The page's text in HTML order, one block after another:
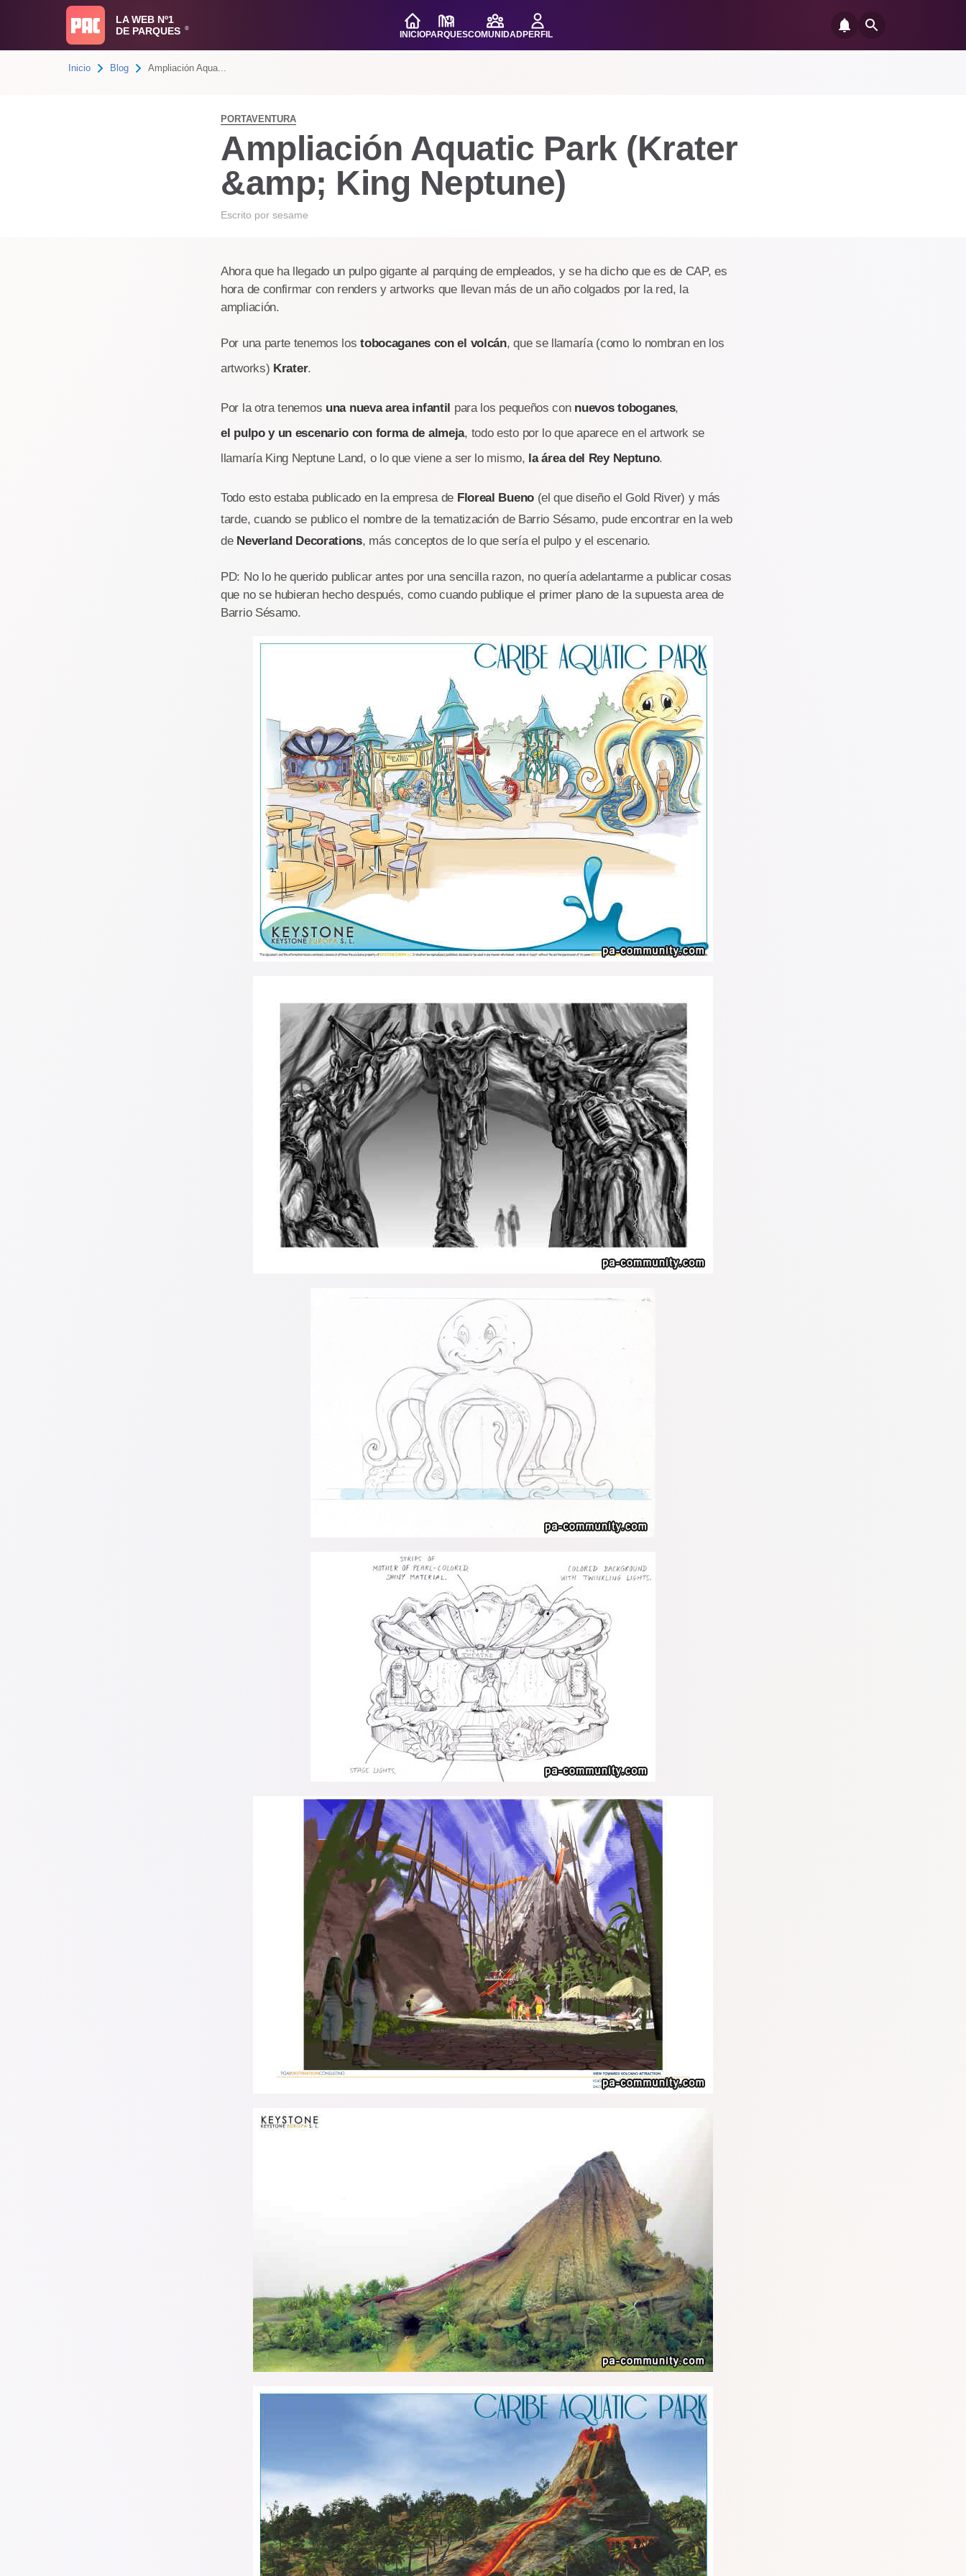
LA WEB Nº1
DE PARQUES
®
INICIOPARQUESCOMUNIDADPERFIL
Inicio Blog Ampliación Aqua...
PORTAVENTURA
Ampliación Aquatic Park (Krater
&amp; King Neptune)
Escrito por sesame
Ahora que ha llegado un pulpo gigante al parquing de empleados, y se ha dicho que es de CAP, es
hora de confirmar con renders y artworks que llevan más de un año colgados por la red, la
ampliación.
Por una parte tenemos lostobocaganes con el volcán, que se llamaría (como lo nombran en los
artworks) Krater.
Por la otra tenemos una nueva area infantil para los pequeños con nuevos toboganes,
el pulpo y un escenario con forma de almeja, todo esto por lo que aparece en el artwork se
llamaría King Neptune Land, o lo que viene a ser lo mismo, la área del Rey Neptuno.
Todo esto estaba publicado en la empresa de Floreal Bueno(el que diseño el Gold River) y más
tarde, cuando se publico el nombre de la tematización de Barrio Sésamo, pude encontrar en la web
de Neverland Decorations, más conceptos de lo que sería el pulpo y el escenario.
PD: No lo he querido publicar antes por una sencilla razon, no quería adelantarme a publicar cosas
que no se hubieran hecho después, como cuando publique el primer plano de la supuesta area de
Barrio Sésamo.